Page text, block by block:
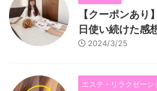
【クーポンあ
日使い続けた感
2024/3/25
エステ・リラクゼーシ